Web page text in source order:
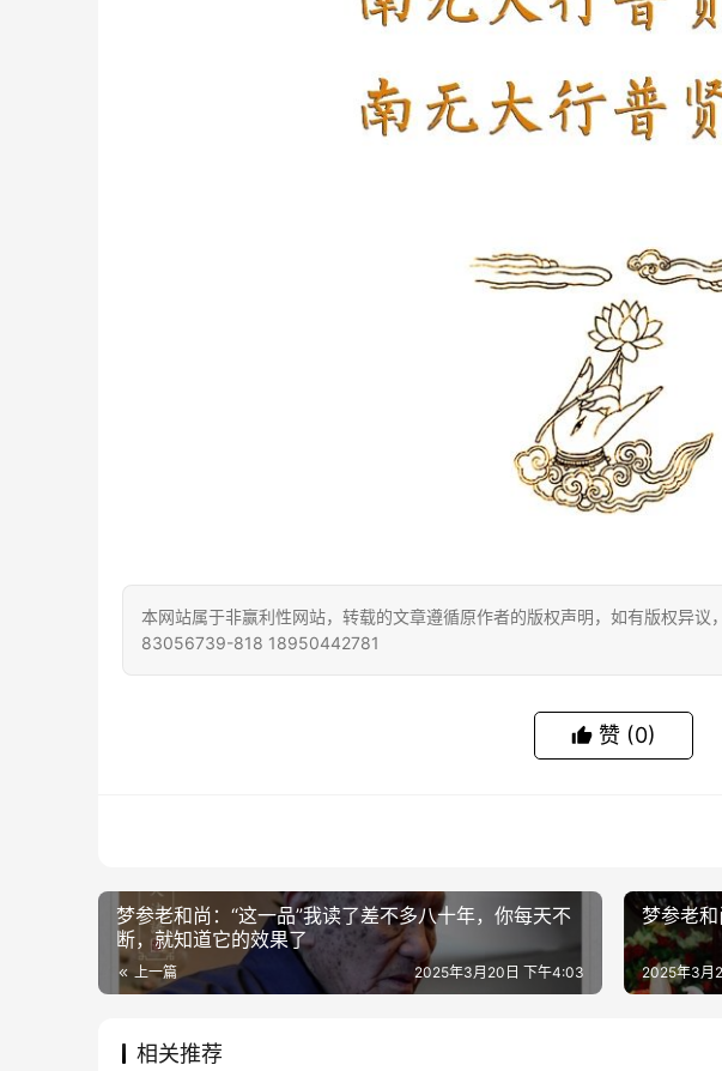
本网站属于非赢利性网站，转载的文章遵循原作者的版权声明，如有版权异
83056739-818 18950442781
赞 (0)
梦参老和尚：“这一品”我读了差不多八十年，你每天不
断，就知道它的效果了
上一篇 2025年3月20日 下午4:03
梦参老
2025年3月
相关推荐